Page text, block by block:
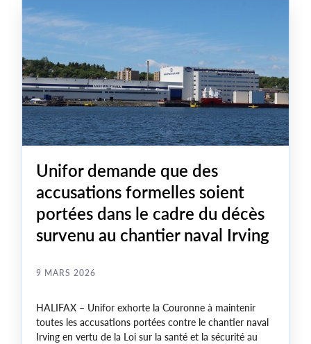
construction navale au Canada.
Unifor demande que des
accusations formelles soient
portées dans le cadre du décès
survenu au chantier naval Irving
9 MARS 2026
HALIFAX – Unifor exhorte la Couronne à maintenir
toutes les accusations portées contre le chantier naval
Irving en vertu de la Loi sur la santé et la sécurité au